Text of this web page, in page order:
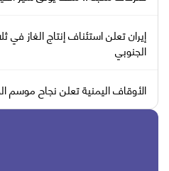
إيران تعلن استئناف إنتاج الغاز
الجنوبي
الأوقاف اليمنية تعلن نجاح موسم الحج